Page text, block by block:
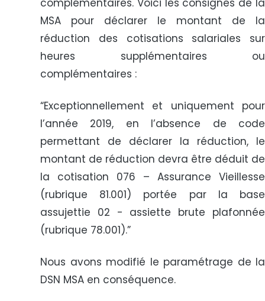
complémentaires. Voici les consignes de la
MSA pour déclarer le montant de la
réduction des cotisations salariales sur
heures supplémentaires ou
complémentaires :
“Exceptionnellement et uniquement pour
l’année 2019, en l’absence de code
permettant de déclarer la réduction, le
montant de réduction devra être déduit de
la cotisation 076 – Assurance Vieillesse
(rubrique 81.001) portée par la base
assujettie 02 - assiette brute plafonnée
(rubrique 78.001).”
Nous avons modifié le paramétrage de la
DSN MSA en conséquence.